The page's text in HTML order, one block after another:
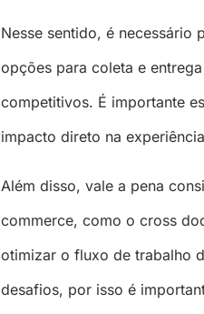
Nesse sentido, é necessário
opções para coleta e
competitivos. É importante
impacto direto na
Além disso, vale a pena
commerce, como o cross
otimizar o fluxo de trabalho
desafios, por isso é